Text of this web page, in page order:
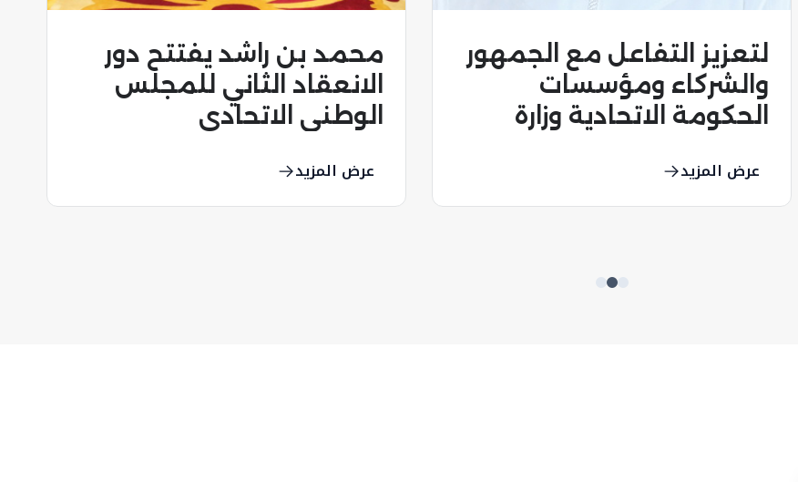
مصطلحات برلمانية
عرض المزيد
نظام انتخاب الرئيس في
الولايات المتحدة الامريكية
عرض المزيد